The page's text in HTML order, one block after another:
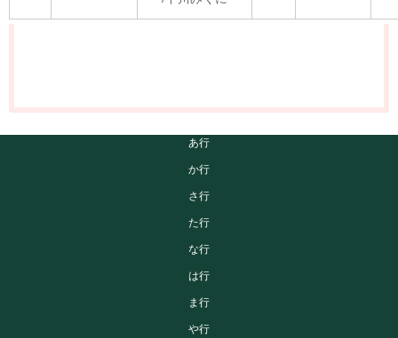
あ行
か行
さ行
た行
な行
は行
ま行
や行